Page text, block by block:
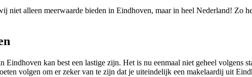
niet alleen meerwaarde bieden in Eindhoven, maar in heel Nederland! Zo
Eindhoven kan best een lastige zijn. Het is nu eenmaal niet geheel volgens
volgen om er zeker van te zijn dat je uiteindelijk een makelaardij uit